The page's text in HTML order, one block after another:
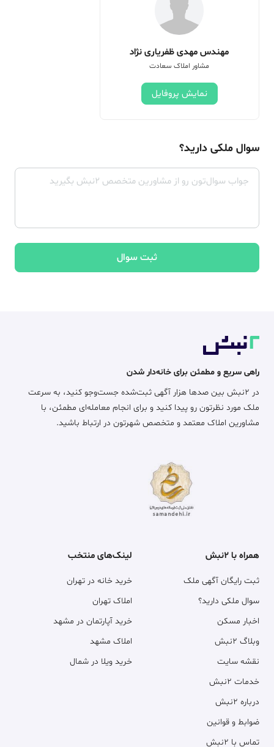
مهندس مهدی ظفریاری نژاد
مشاور املاک سعادت
نمایش پروفایل
سوال ملکی دارید؟
ثبت سوال
راهی سریع و مطمئن برای خانه‌دار شدن
در ۲نبش بین صدها هزار آگهی ثبت‌شده جست‌وجو کنید، به سرعت
ملک مورد نظرتون رو پیدا کنید و برای انجام معامله‌ای مطمئن، با
مشاورین املاک معتمد و متخصص شهرتون در ارتباط باشید.
همراه با ۲نبش
ثبت رایگان آگهی ملک
سوال ملکی دارید؟
اخبار مسکن
وبلاگ ۲نبش
نقشه سایت
خدمات ۲نبش
درباره ۲نبش
ضوابط و قوانین
تماس با ۲نبش
لینک‌های منتخب
خرید خانه در تهران
املاک تهران
خرید آپارتمان در مشهد
املاک مشهد
خرید ویلا در شمال